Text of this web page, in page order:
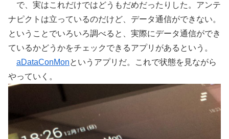
で、実はこれだけではどうもだめだったりした。アンテ
ナピクトは立っているのだけど、データ通信ができない。
ということでいろいろ調べると、実際にデータ通信ができ
ているかどうかをチェックできるアプリがあるという。
aDataConMonというアプリだ。これで状態を見ながら
やっていく。